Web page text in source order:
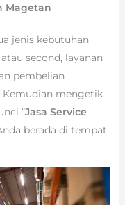
Magetan
jenis kebutuhan
second, layanan
pembelian
mengetik
“Jasa Service
berada di tempat